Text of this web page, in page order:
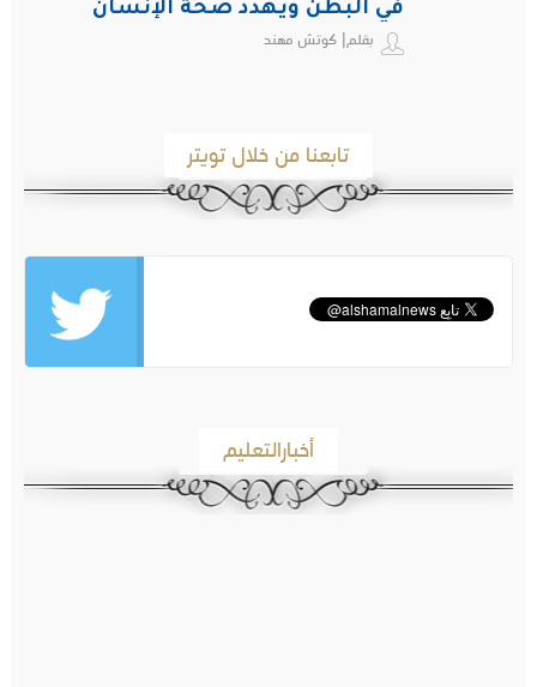
في البطن ويهدد صحة الإنسان
بقلم| كوتش مهند
تابعنا من خلال تويتر
أخبارالتعليم